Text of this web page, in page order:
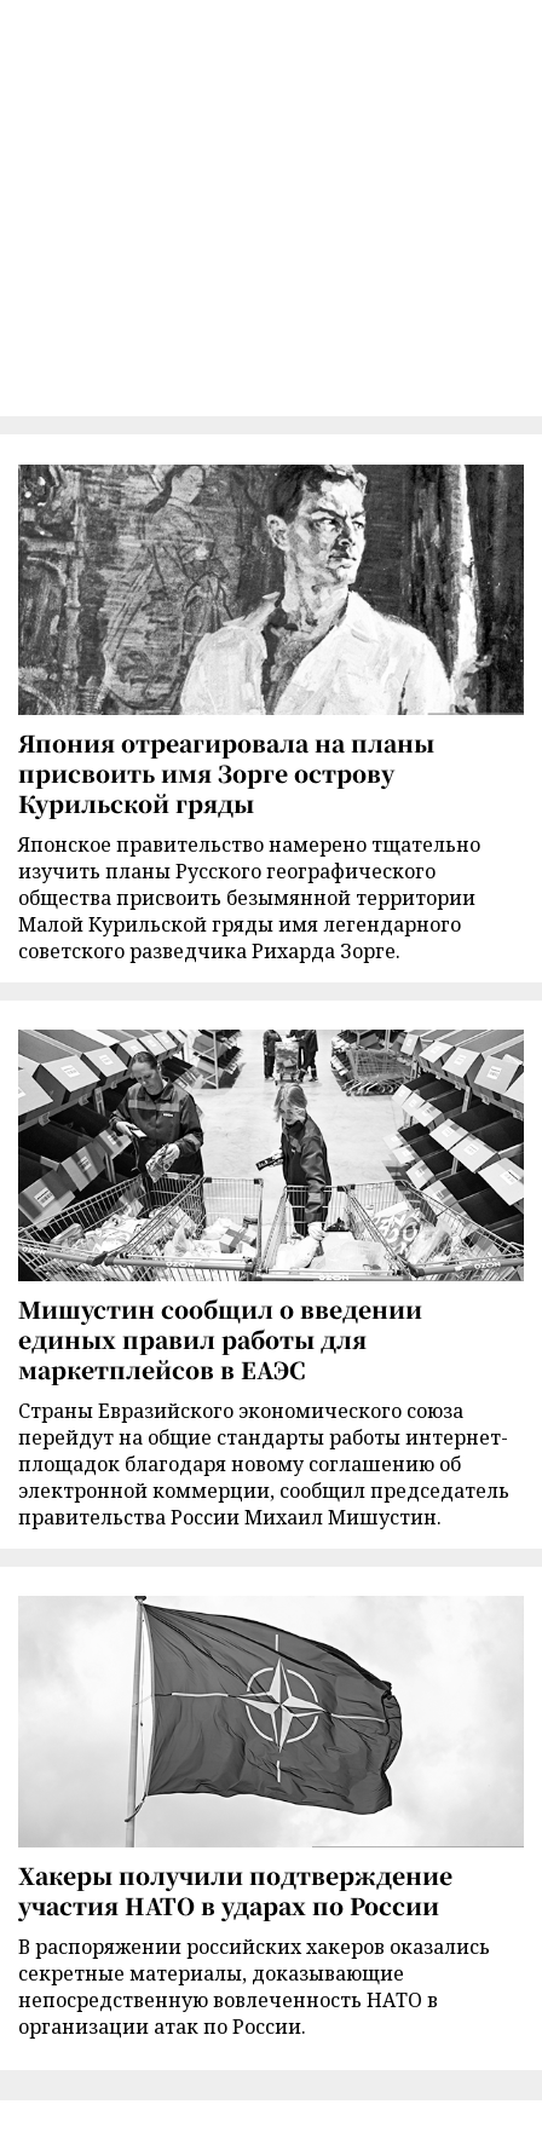
Япония отреагировала на планы
присвоить имя Зорге острову
Курильской гряды
Японское правительство намерено тщательно
изучить планы Русского географического
общества присвоить безымянной территории
Малой Курильской гряды имя легендарного
советского разведчика Рихарда Зорге.
Мишустин сообщил о введении
единых правил работы для
маркетплейсов в ЕАЭС
Страны Евразийского экономического союза
перейдут на общие стандарты работы интернет-
площадок благодаря новому соглашению об
электронной коммерции, сообщил председатель
правительства России Михаил Мишустин.
Хакеры получили подтверждение
участия НАТО в ударах по России
В распоряжении российских хакеров оказались
секретные материалы, доказывающие
непосредственную вовлеченность НАТО в
организации атак по России.